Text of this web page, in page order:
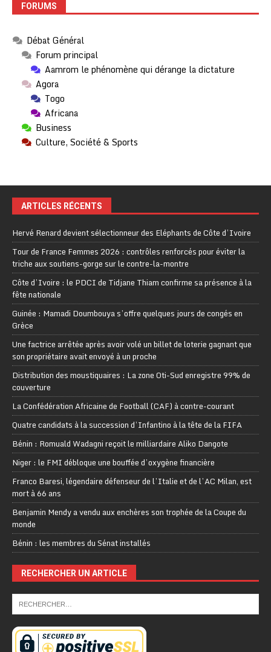
FORUMS
Débat Général
Forum principal
Aamrom le phénomène qui dérange la dictature
Agora
Togo
Africana
Business
Culture, Société & Sports
ARTICLES RÉCENTS
Hervé Renard devient sélectionneur des Eléphants de Côte d’Ivoire
Tour de France Femmes 2026 : contrôles renforcés pour éviter la
triche aux soutiens-gorge sur le contre-la-montre
Côte d’Ivoire : le PDCI de Tidjane Thiam confirme sa présence à la
fête nationale
Guinée : Mamadi Doumbouya s’offre quelques jours de congés en
Grèce
Une factrice arrêtée après avoir volé un billet de loterie gagnant que
son propriétaire avait envoyé à un proche
Distribution des moustiquaires : La zone Oti-Sud enregistre 99% de
couverture
La Confédération Africaine de Football (CAF) à contre-courant
Quatre candidats à la succession d’Infantino à la tête de la FIFA
Bénin : Romuald Wadagni reçoit le milliardaire Aliko Dangote
Niger : le FMI débloque une bouffée d’oxygène financière
Franco Baresi, légendaire défenseur de l’Italie et de l’AC Milan, est
mort à 66 ans
Benjamin Mendy a vendu aux enchères son trophée de la Coupe du
monde
Bénin : les membres du Sénat installés
RECHERCHER UN ARTICLE